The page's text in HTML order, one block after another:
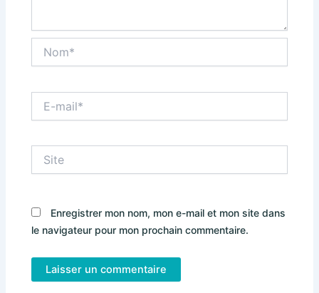
mail*
Enregistrer mon nom, mon e-mail et mon site dans
le navigateur pour mon prochain commentaire.